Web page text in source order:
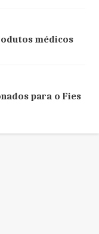
médicos
para o Fies